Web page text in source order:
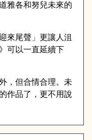
雅各和努兒未來的
來尾聲」更讓人沮
可以一直延續下
，但合情合理。未
作品了，更不用說